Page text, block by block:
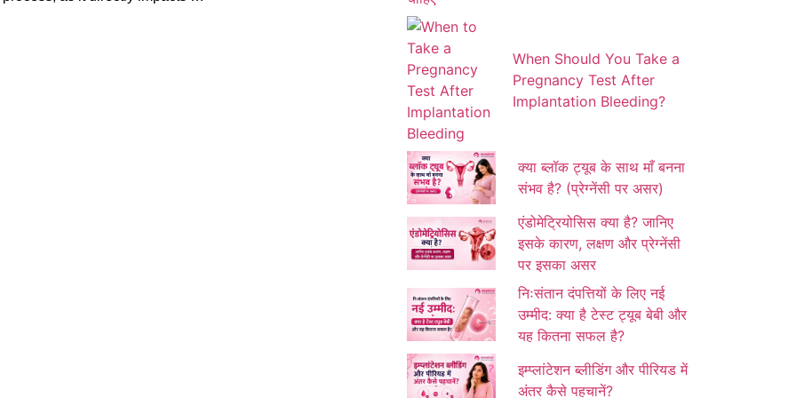
When Should You Take a
Pregnancy Test After
Implantation Bleeding?
क्या ब्लॉक ट्यूब के साथ माँ बनना
संभव है? (प्रेग्नेंसी पर असर)
एंडोमेट्रियोसिस क्या है? जानिए
इसके कारण, लक्षण और प्रेग्नेंसी
पर इसका असर
निःसंतान दंपत्तियों के लिए नई
उम्मीद: क्या है टेस्ट ट्यूब बेबी और
यह कितना सफल है?
इम्प्लांटेशन ब्लीडिंग और पीरियड में
अंतर कैसे पहचानें?